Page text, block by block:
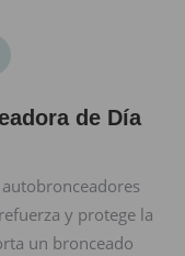
de Día
refuerza y protege la
un bronceado